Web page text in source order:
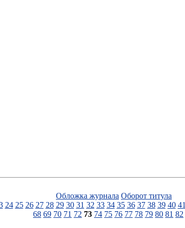
Обложка журнала Оборот титула
24 25 26 27 28 29 30 31 32 33 34 35 36 37 38 39 40 41
68 69 70 71 72 73 74 75 76 77 78 79 80 81 82